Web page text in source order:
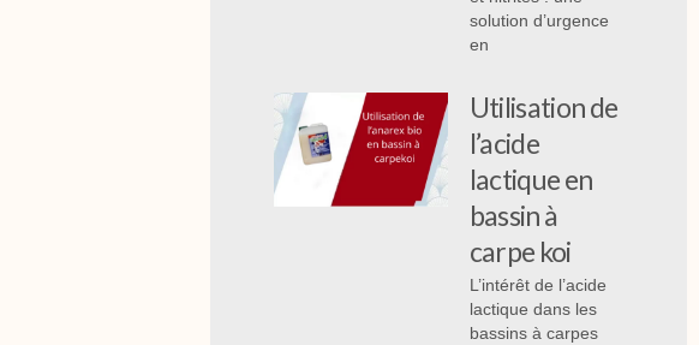
solution d’urgence
en
Utilisation de
l’acide
lactique en
bassin à
carpe koi
L’intérêt de l’acide
lactique dans les
bassins à carpes